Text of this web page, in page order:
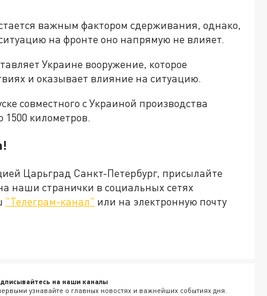
важным фактором сдерживания, однако,
на фронте оно напрямую не влияет.
Украине вооружение, которое
и оказывает влияние на ситуацию.
совместного с Украиной производства
1500 километров.
Царьград Санкт-Петербург, присылайте
наши странички в социальных сетях
"Телеграм-канал" или на электронную почту
на наши каналы
узнавайте о главных новостях и важнейших событиях дня.